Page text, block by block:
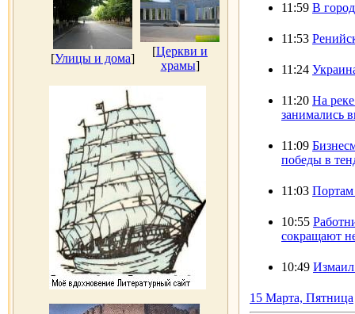
[Улицы и дома]
[Церкви и
храмы]
11:59 В
11:53
11:24
11:20 На
занимались
11:09
победы в
11:03 Портам
10:55
сокращают
10:49 Измаил
15 Марта, Пятница